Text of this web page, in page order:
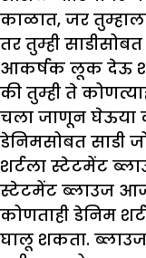
काळात, जर
तर तुम्ही
आकर्षक लूक देऊ
की तुम्ही ते
चला जाणून घेऊया
डेनिमसोबत साडी
शर्टला स्टेटमेंट
स्टेटमेंट ब्लाउज
कोणताही डेनिम
घालू शकता.